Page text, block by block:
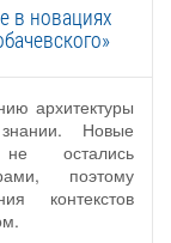
в нoвациях
архитектуры
Новые
не остались
поэтому
контекстов